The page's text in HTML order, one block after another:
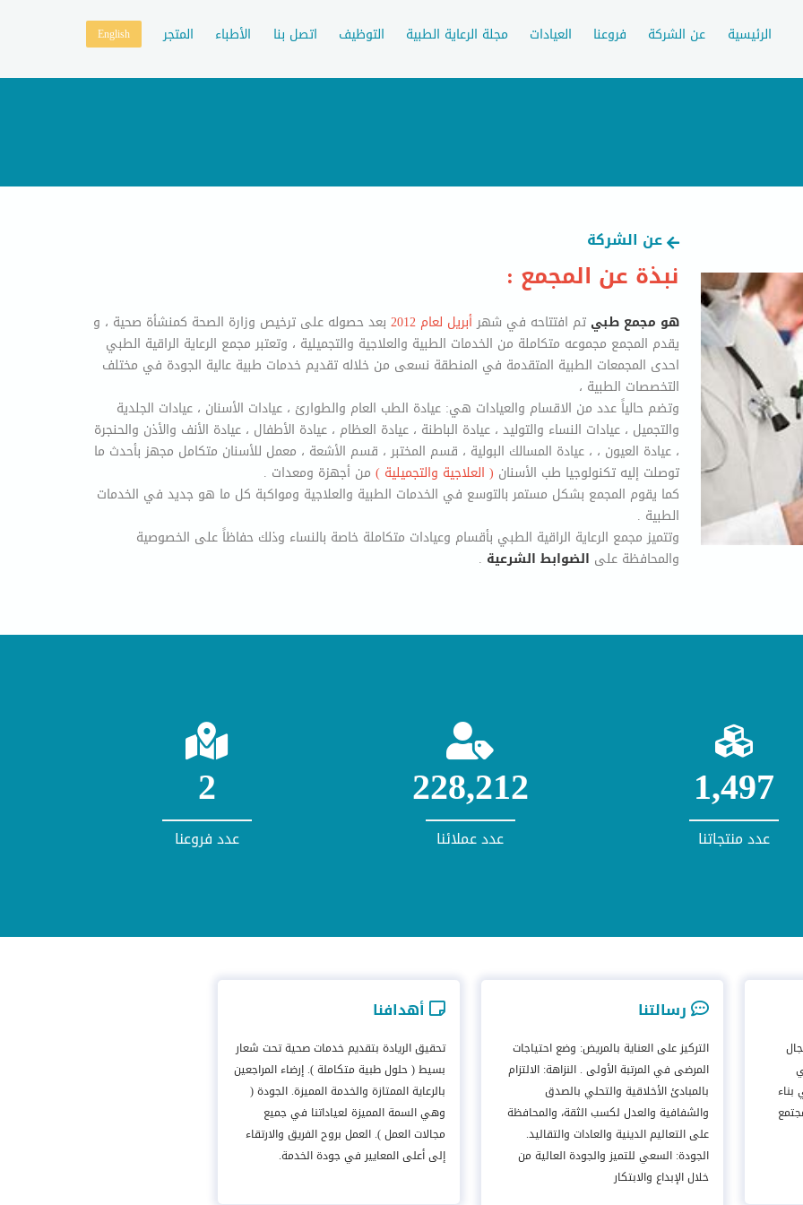
الرئيسية عن الشركة فروعنا العيادات مجلة الرعاية الطبية التوظيف اتصل بنا الأطباء المتجر English
عن الشركة
نبذة عن المجمع :
هو مجمع طبيتم افتتاحه في شهرأبريل لعام 2012
بعد حصوله على ترخيص وزارة الصحة كمنشأة صحية ، و
يقدم المجمع مجموعه متكاملة من الخدمات الطبية والعلاجية والتجميلية ، وتعتبر مجمع الرعاية الراقية الطبي
احدى المجمعات الطبية المتقدمة في المنطقة نسعى من خلاله تقديم خدمات طبية عالية الجودة في مختلف
التخصصات الطبية ،
وتضم حالياً عدد من الاقسام والعيادات هي: عيادة الطب العام والطوارئ ، عيادات الأسنان ، عيادات الجلدية
والتجميل ، عيادات النساء والتوليد ، عيادة الباطنة ، عيادة العظام ، عيادة الأطفال ، عيادة الأنف والأذن والحنجرة
، عيادة العيون ، ، عيادة المسالك البولية ، قسم المختبر ، قسم الأشعة ، معمل للأسنان متكامل مجهز بأحدث ما
توصلت إليه تكنولوجيا طب الأسنان ( العلاجية والتجميلية ) من أجهزة ومعدات .
كما يقوم المجمع بشكل مستمر بالتوسع في الخدمات الطبية والعلاجية ومواكبة كل ما هو جديد في الخدمات
الطبية .
وتتميز مجمع الرعاية الراقية الطبي بأقسام وعيادات متكاملة خاصة بالنساء وذلك حفاظاً على الخصوصية
والمحافظة على الضوابط الشرعية .
1,500
عدد منتجاتنا
228,698
عدد عملائنا
2
عدد فروعنا
رسالتنا
التركيز على العناية بالمريض: وضع احتياجات
المرضى في المرتبة الأولى . النزاهة: الالتزام
بالمبادئ الأخلاقية والتحلي بالصدق
والشفافية والعدل لكسب الثقة، والمحافظة
على التعاليم الدينية والعادات والتقاليد.
الجودة: السعي للتميز والجودة العالية من
خلال الإبداع والابتكار
أهدافنا
تحقيق الريادة بتقديم خدمات صحية تحت شعار
بسيط ( حلول طبية متكاملة ). إرضاء المراجعين
بالرعاية الممتازة والخدمة المميزة. الجودة (
وهي السمة المميزة لعياداتنا في جميع
مجالات العمل ). العمل بروح الفريق والارتقاء
إلى أعلى المعايير في جودة الخدمة.